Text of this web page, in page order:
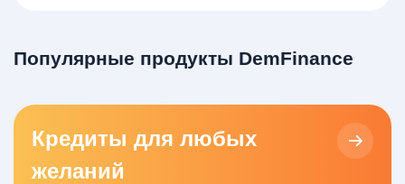
Популярные продукты DemFinance
Кредиты для любых
желаний